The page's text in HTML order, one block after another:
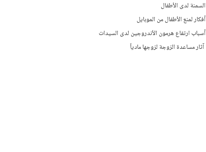
السمنة لدى الأطفال
أفكار لمنع الأطفال من الموبايل
أسباب ارتفاع هرمون الأندروجين لدى السيدات
آثار مساعدة الزوجة لزوجها مادياً